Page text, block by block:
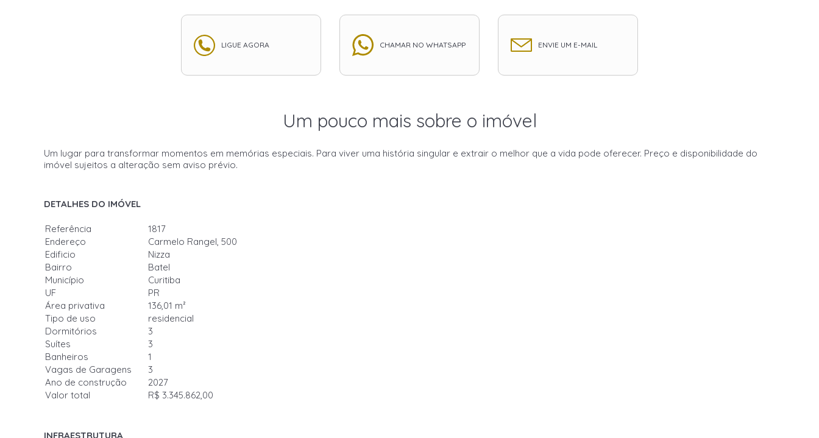
LIGUE AGORA CHAMAR NO WHATSAPP ENVIE UM E-MAIL
Um pouco mais sobre o imóvel
Um lugar para transformar momentos em memórias especiais. Para viver uma história singular e extrair o melhor que a vida pode oferecer. Preço e disponibilidade do
imóvel sujeitos a alteração sem aviso prévio.
DETALHES DO IMÓVEL
Referência
1817
Endereço
Carmelo Rangel, 500
Edificio
Nizza
Bairro
Batel
Município
Curitiba
UF
PR
Área privativa
136,01 m²
Tipo de uso
residencial
Dormitórios
3
Suítes
3
Banheiros
1
Vagas de Garagens
3
Ano de construção
2027
Valor total
R$ 3.345.862,00
INFRAESTRUTURA